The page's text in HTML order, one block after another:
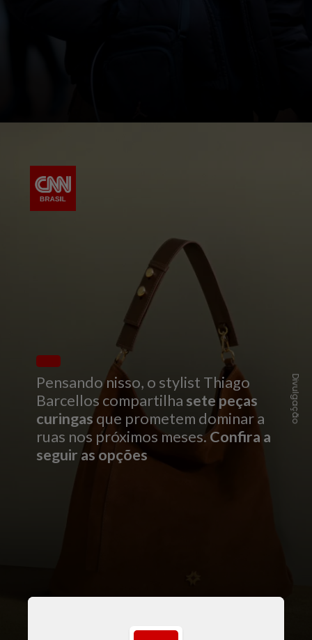
Pensando nisso, o stylist Thiago
Barcellos compartilha sete peças
curingasque prometem dominar a
ruas nos próximos meses. Confira a
seguir as opções
Divulgação